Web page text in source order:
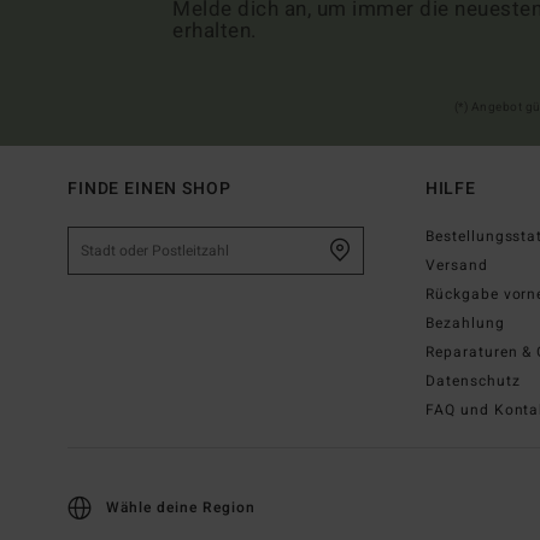
Melde dich an, um immer die
erhalten.
FINDE EINEN SHOP HILFE
Versand
Rückgabe
Bezahlung
Reparaturen &
Datenschutz
FAQ und
Wähle deine Region